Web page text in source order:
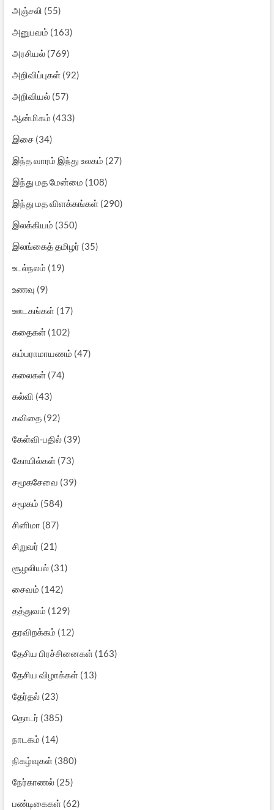
அஞ்சலி (55)
அனுபவம் (163)
அரசியல்(769)
அறிவிப்புகள்(92)
அறிவியல்(57)
ஆன்மிகம் (433)
இசை(34)
இந்த வாரம் இந்து உலகம் (27)
இந்து மத மேன்மை (108)
இந்து மத விளக்கங்கள்(290)
இலக்கியம் (350)
இலங்கைத் தமிழர் (35)
உடல்நலம் (19)
உணவு (9)
ஊடகங்கள்(17)
கதைகள்(102)
கம்பராமாயணம் (47)
கலைகள்(74)
கல்வி (43)
கவிதை(92)
கேள்வி-பதில்(39)
கோயில்கள்(73)
சமூகசேவை (39)
சமூகம் (584)
சினிமா (87)
சிறுவர் (21)
சூழலியல்(31)
சைவம் (142)
தத்துவம் (129)
தரவிறக்கம் (12)
தேசிய பிரச்சினைகள்(163)
தேசிய விழாக்கள்(13)
தேர்தல்(23)
தொடர் (385)
நாடகம் (14)
நிகழ்வுகள்(380)
நேர்காணல்(25)
பண்டிகைகள்(62)